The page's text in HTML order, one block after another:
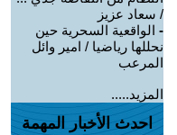
/ سعاد عزيز
- الواقعية السحرية حين
نحللها رياضيا / امير وائل
المرعب
المزيد.....
احدث الأخبار المهمة